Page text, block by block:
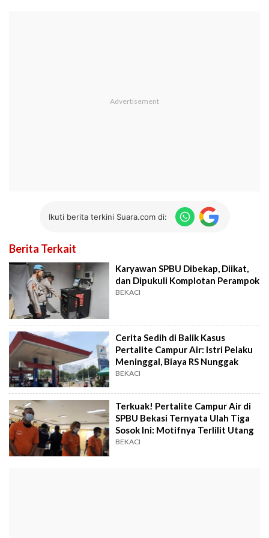
Ikuti berita terkini Suara.com di:
Berita Terkait
Karyawan SPBU Dibekap, Diikat,
dan Dipukuli Komplotan Perampok
BEKACI
Cerita Sedih di Balik Kasus
Pertalite Campur Air: Istri Pelaku
Meninggal, Biaya RS Nunggak
BEKACI
Terkuak! Pertalite Campur Air di
SPBU Bekasi Ternyata Ulah Tiga
Sosok Ini: Motifnya Terlilit Utang
BEKACI